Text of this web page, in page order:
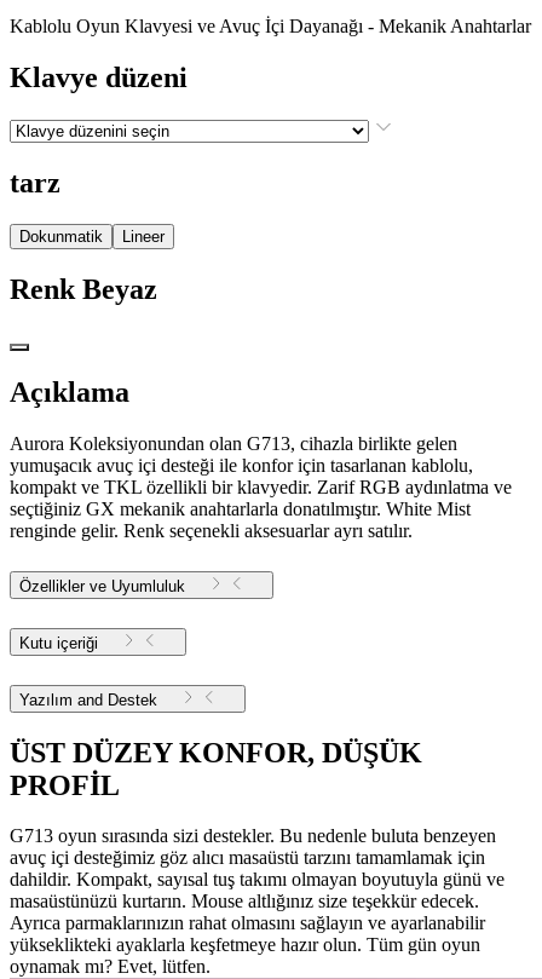
Kablolu Oyun Klavyesi ve Avuç İçi Dayanağı - Mekanik Anahtarlar
Klavye düzeni
tarz
Dokunmatik Lineer
Renk Beyaz
Açıklama
Aurora Koleksiyonundan olan G713, cihazla birlikte gelen
yumuşacık avuç içi desteği ile konfor için tasarlanan kablolu,
kompakt ve TKL özellikli bir klavyedir. Zarif RGB aydınlatma ve
seçtiğiniz GX mekanik anahtarlarla donatılmıştır. White Mist
renginde gelir. Renk seçenekli aksesuarlar ayrı satılır.
Özellikler ve Uyumluluk
Kutu içeriği
Yazılım and Destek
ÜST DÜZEY KONFOR, DÜŞÜK
PROFİL
G713 oyun sırasında sizi destekler. Bu nedenle buluta benzeyen
avuç içi desteğimiz göz alıcı masaüstü tarzını tamamlamak için
dahildir. Kompakt, sayısal tuş takımı olmayan boyutuyla günü ve
masaüstünüzü kurtarın. Mouse altlığınız size teşekkür edecek.
Ayrıca parmaklarınızın rahat olmasını sağlayın ve ayarlanabilir
yükseklikteki ayaklarla keşfetmeye hazır olun. Tüm gün oyun
oynamak mı? Evet, lütfen.